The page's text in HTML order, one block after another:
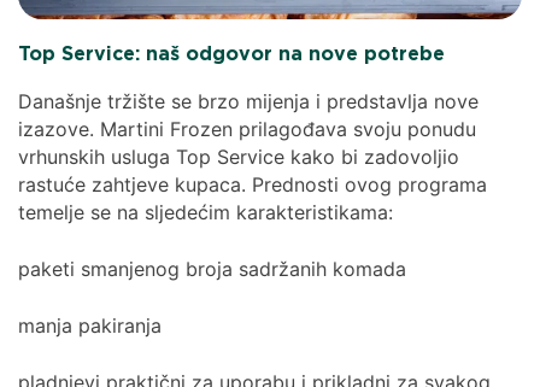
Top Service: naš odgovor na nove potrebe
Današnje tržište se brzo mijenja i predstavlja nove
izazove. Martini Frozen prilagođava svoju ponudu
vrhunskih usluga Top Service kako bi zadovoljio
rastuće zahtjeve kupaca. Prednosti ovog programa
temelje se na sljedećim karakteristikama:
paketi smanjenog broja sadržanih komada
manja pakiranja
pladnjevi praktični za uporabu i prikladni za svakog